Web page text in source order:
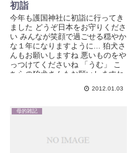
初詣
今年も護国神社に初詣に行ってき
ました どうぞ日本をお守りくださ
い みんなが笑顔で過ごせる穏やか
な１年になりますように... 狛犬さ
んもお願いしますね 悪いものをや
っつけてくださいね 「うむ」 こ
ちらの狛犬さんもお願いしますね
2012.01.03
母的雑記